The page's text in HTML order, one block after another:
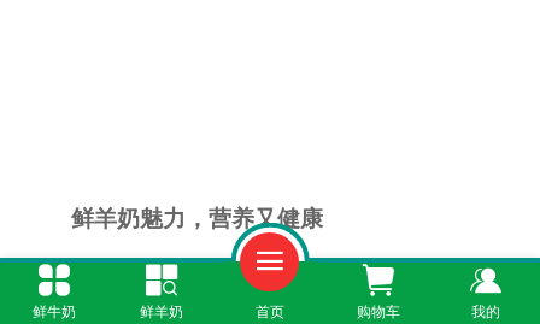
鲜羊奶魅力，营养又健康
鲜羊奶可是营养界的“宝藏选手”。它富含蛋
鲜牛奶 鲜羊奶 首页 购物车 我的